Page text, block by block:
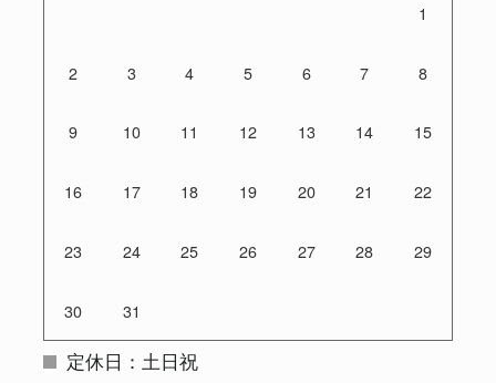
1
2 3 4 5 6 7 8
9 10 11 12 13 14 15
16 17 18 19 20 21 22
23 24 25 26 27 28 29
30 31
定休日：土日祝